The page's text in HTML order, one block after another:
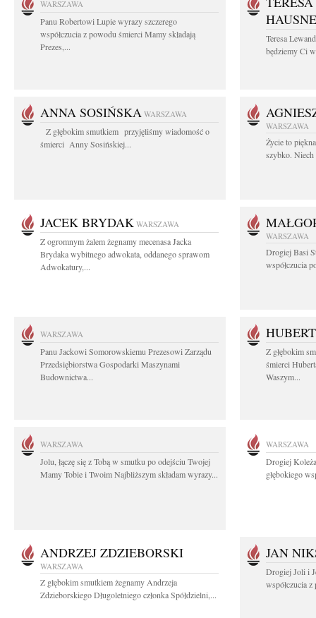
WARSZAWA
Panu Robertowi Lupie wyrazy szczerego
współczucia z powodu śmierci Mamy składają
Prezes,...
Teresa
będziemy Ci
ANNA SOSIŃSKA WARSZAWA
Z głębokim smutkiem przyjęliśmy wiadomość o
śmierci Anny Sosińskiej...
WARSZAWA
Życie to
szybko. Niech
JACEK BRYDAK WARSZAWA
Z ogromnym żalem żegnamy mecenasa Jacka
Brydaka wybitnego adwokata, oddanego sprawom
Adwokatury,...
WARSZAWA
Drogiej Basi
współczucia
WARSZAWA
Panu Jackowi Somorowskiemu Prezesowi Zarządu
Przedsiębiorstwa Gospodarki Maszynami
Budownictwa...
Z głębokim
śmierci
Waszym...
WARSZAWA
Jolu, łączę się z Tobą w smutku po odejściu Twojej
Mamy Tobie i Twoim Najbliższym składam wyrazy...
WARSZAWA
Drogiej
głębokiego
ANDRZEJ ZDZIEBORSKI
WARSZAWA
Z głębokim smutkiem żegnamy Andrzeja
Zdzieborskiego Długoletniego członka Spółdzielni,...
JAN
Drogiej Joli i
współczucia